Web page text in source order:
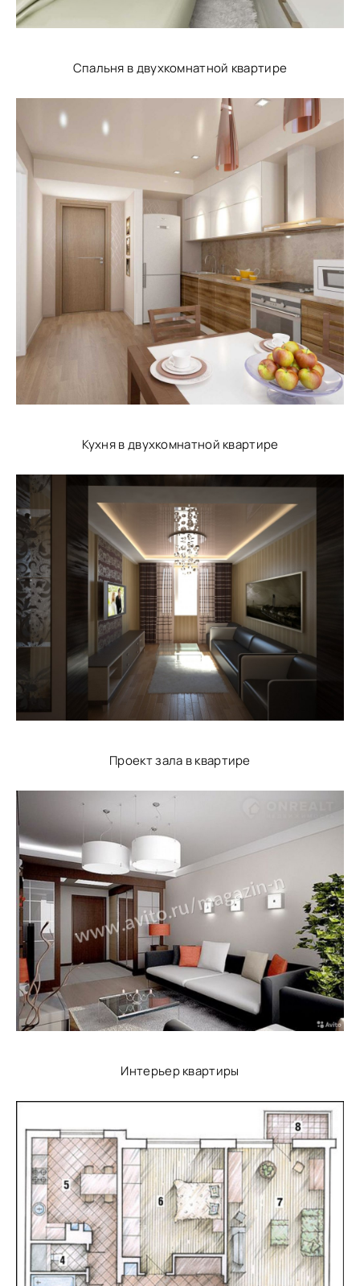
Спальня в двухкомнатной квартире
Кухня в двухкомнатной квартире
Проект зала в квартире
Интерьер квартиры